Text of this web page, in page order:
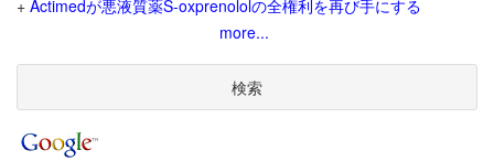
+ Actimedが悪液質薬S-oxprenololの全権利を再び手にする
more...
検索